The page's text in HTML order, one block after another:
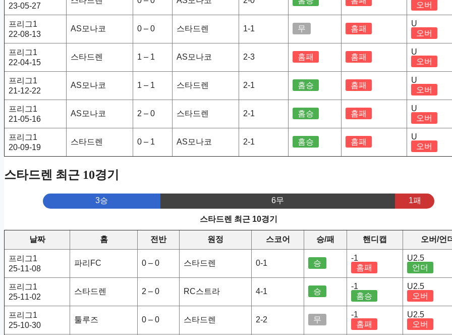
23-05-27
오버
프리그1
22-08-13
AS모나코 0 – 0 스타드렌 1-1 무 홈패
U
오버
프리그1
22-04-15
스타드렌 1 – 1 AS모나코 2-3 홈패 홈패
U
오버
프리그1
21-12-22
AS모나코 1 – 1 스타드렌 2-1 홈승 홈패
U
오버
프리그1
21-05-16
AS모나코 2 – 0 스타드렌 2-1 홈승 홈패
U
오버
프리그1
20-09-19
스타드렌 0 – 1 AS모나코 2-1 홈승 홈패
U
오버
스타드렌 최근 10경기
3승 6무 1패
스타드렌 최근 10경기
날짜 홈 전반 원정 스코어 승/패 핸디캡 오버/언
프리그1
25-11-08
파리FC 0 – 0 스타드렌 0-1 승
-1
홈패
U2.5
언더
프리그1
25-11-02
스타드렌 2 – 0 RC스트라 4-1 승
-1
홈승
U2.5
오버
프리그1
25-10-30
툴루즈 0 – 0 스타드렌 2-2 무
-1
홈패
U2.5
오버